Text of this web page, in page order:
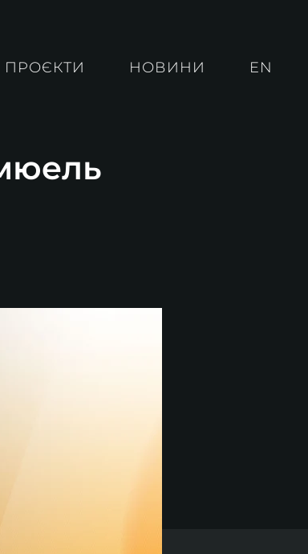
ПРОЄКТИ НОВИНИ EN